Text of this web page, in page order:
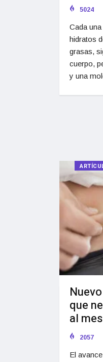
5024
Cada
hidratos
grasas,
cuerpo,
y una
que
al mes
2057
El